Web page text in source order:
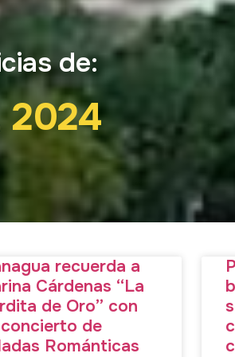
de:
2024
recuerda a
Cárdenas “La
de Oro” con
de
Románticas